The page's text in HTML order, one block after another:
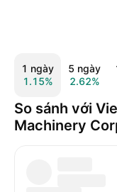
1 ngày
1.15%
5 ngày
2.62%
So sánh với
Machinery